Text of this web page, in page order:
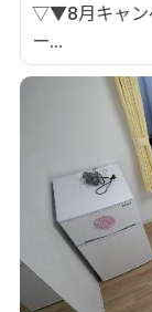
▽▼8月キャン
ー...